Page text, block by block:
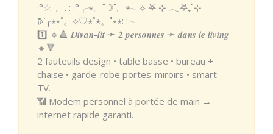
·°☆. 。. : ·°╭⋆。˚☽˚。⋆╮⟡ 𖤐 ⊹ 𓂃𖤐₊˚⊹
𖠚ᐝ╭⋆⭒˚。⟡♡⋆˚⋆。˚⭒⋆: : ╮
1️⃣ 🔹🔺 𝑫𝒊𝒗𝒂𝒏-𝒍𝒊𝒕 ➛ 𝟐 𝒑𝒆𝒓𝒔𝒐𝒏𝒏𝒆𝒔 ➛ 𝒅𝒂𝒏𝒔 𝒍𝒆 𝒍𝒊𝒗𝒊𝒏𝒈
🔸🔻
2 fauteuils design • table basse • bureau +
chaise • garde-robe portes-miroirs • smart
TV.
📶 Modem personnel à portée de main →
internet rapide garanti.